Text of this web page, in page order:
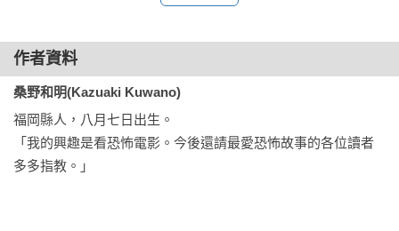
那你還會喜歡、還會覺得很棒嗎？
還是用人偶操縱男友內心的女孩……
這些收到禮物的少女們，
最後等著她們的下場究竟是什麼……
來，請各位趕緊翻開書頁，
我們要開始今天的課程嘍，嘎嘎……
作者資料
桑野和明(Kazuaki Kuwano)
福岡縣人，八月七日出生。
「我的興趣是看恐怖電影。今後還請最愛恐怖故事的各位讀者
多多指教。」